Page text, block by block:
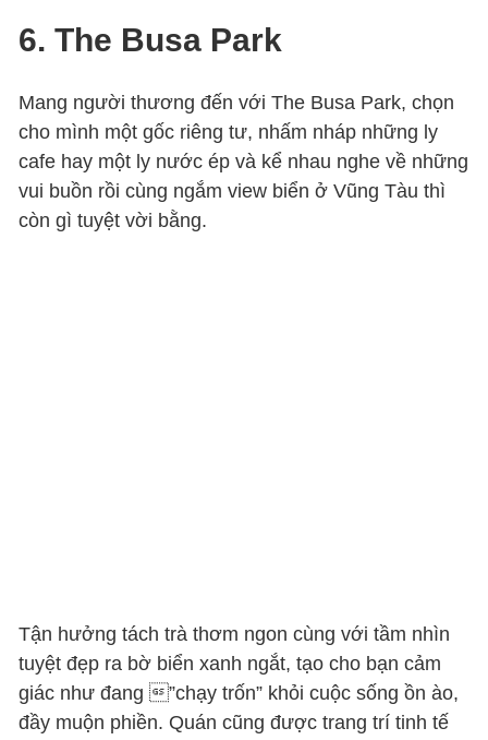
6. The Busa Park
Mang người thương đến với The Busa Park, chọn
cho mình một gốc riêng tư, nhấm nháp những ly
cafe hay một ly nước ép và kể nhau nghe về những
vui buồn rồi cùng ngắm view biển ở Vũng Tàu thì
còn gì tuyệt vời bằng.
Tận hưởng tách trà thơm ngon cùng với tầm nhìn
tuyệt đẹp ra bờ biển xanh ngắt, tạo cho bạn cảm
giác như đang ”chạy trốn” khỏi cuộc sống ồn ào,
đầy muộn phiền. Quán cũng được trang trí tinh tế